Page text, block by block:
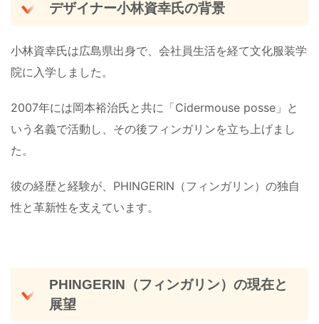
デザイナー小林資幸氏の背景
小林資幸氏は広島県出身で、会社員生活を経て文化服装学
院に入学しました。
2007年には岡本裕治氏と共に「Cidermouse posse」と
いう名義で活動し、その後フィンガリンを立ち上げまし
た。
彼の経歴と経験が、PHINGERIN（フィンガリン）の独自
性と革新性を支えています。
PHINGERIN（フィンガリン）の現在と
展望